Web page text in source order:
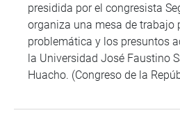
presidida por el congresista
organiza una mesa de trabajo
problemática y los presuntos
la Universidad José Faustino
Huacho. (Congreso de la